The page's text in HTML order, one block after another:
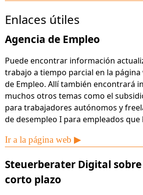
Enlaces útiles
Agencia de Empleo
Puede encontrar información
trabajo a tiempo parcial en la página
de Empleo. Allí también encontrará
muchos otros temas como el
para trabajadores autónomos y
de desempleo I para empleados que
Ir a la página web ▶
Steuerberater Digital
corto plazo